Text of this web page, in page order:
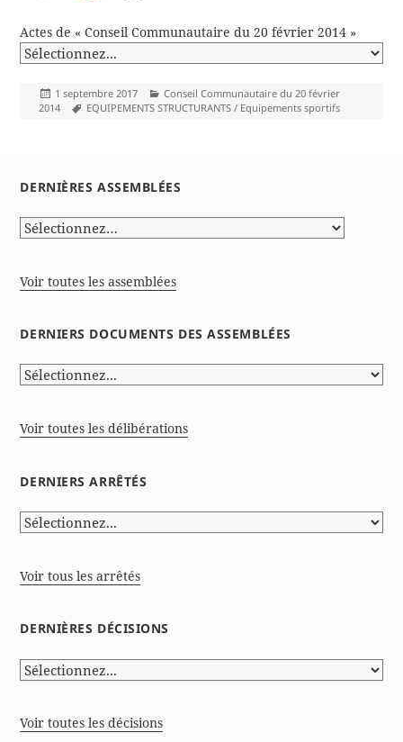
Actes de « Conseil Communautaire du 20 février 2014 »
Publié
le
1 septembre 2017 Catégories
Conseil Communautaire du 20 février
2014
Mots-
EQUIPEMENTS STRUCTURANTS / Equipements sportifs
DERNIÈRES ASSEMBLÉES
Voir toutes les assemblées
DERNIERS DOCUMENTS DES ASSEMBLÉES
Voir toutes les délibérations
DERNIERS ARRÊTÉS
Voir tous les arrêtés
DERNIÈRES DÉCISIONS
Voir toutes les décisions